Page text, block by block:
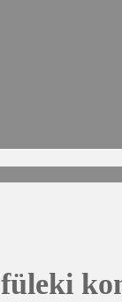
füleki